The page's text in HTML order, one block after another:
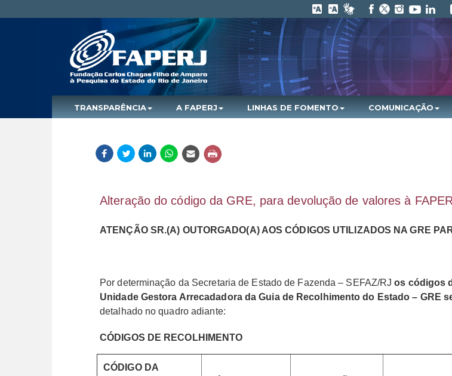
TRANSPARÊNCIA A FAPERJ LINHAS DE FOMENTO COMUNICAÇÃO
Alteração do código da GRE, para devolução de valores à
ATENÇÃO SR.(A) OUTORGADO(A) AOS CÓDIGOS UTILIZADOS NA GRE
Por determinação da Secretaria de Estado de Fazenda – SEFAZ/RJ os códigos
Unidade Gestora Arrecadadora da Guia de Recolhimento do Estado – GRE
detalhado no quadro adiante:
CÓDIGOS DE RECOLHIMENTO
CÓDIGO DA